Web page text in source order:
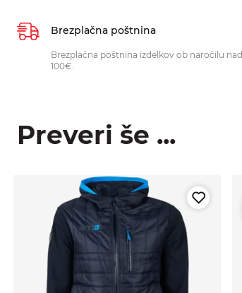
Brezplačna poštnina
Brezplačna poštnina izdelkov ob naročilu nad
100€.
Preveri še ...